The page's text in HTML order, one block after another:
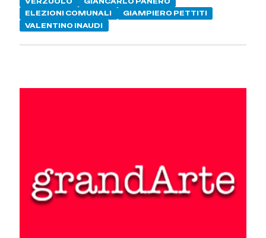
ELEZIONI COMUNALI
GIAMPIERO PETTITI
VALENTINO INAUDI